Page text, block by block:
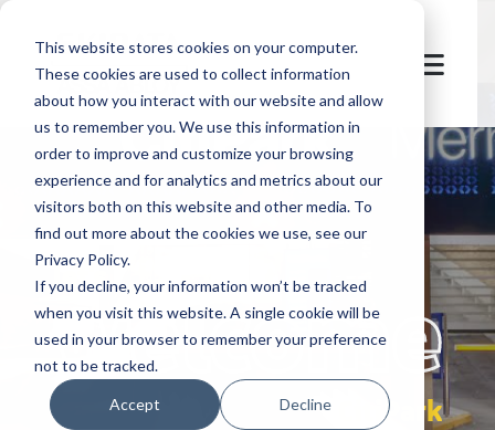
This website stores cookies on your computer.
These cookies are used to collect information
about how you interact with our website and allow
us to remember you. We use this information in
order to improve and customize your browsing
experience and for analytics and metrics about our
visitors both on this website and other media. To
find out more about the cookies we use, see our
Privacy Policy.
If you decline, your information won’t be tracked
when you visit this website. A single cookie will be
used in your browser to remember your preference
not to be tracked.
Accept Decline
let's
welcome
CitiPark